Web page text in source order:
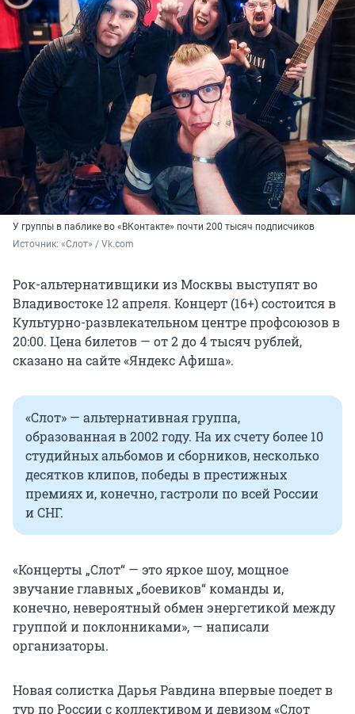
У группы в паблике во «ВКонтакте» почти 200 тысяч подписчиков
Источник: «Слот» / Vk.com
Рок-альтернативщики из Москвы выступят во
Владивостоке 12 апреля. Концерт (16+) состоится в
Культурно-развлекательном центре профсоюзов в
20:00. Цена билетов — от 2 до 4 тысяч рублей,
сказано на сайте «Яндекс Афиша».
«Слот» — альтернативная группа,
образованная в 2002 году. На их счету более 10
студийных альбомов и сборников, несколько
десятков клипов, победы в престижных
премиях и, конечно, гастроли по всей России
и СНГ.
«Концерты „Слот“ — это яркое шоу, мощное
звучание главных „боевиков“ команды и,
конечно, невероятный обмен энергетикой между
группой и поклонниками», — написали
организаторы.
Новая солистка Дарья Равдина впервые поедет в
тур по России с коллективом и девизом «Слот